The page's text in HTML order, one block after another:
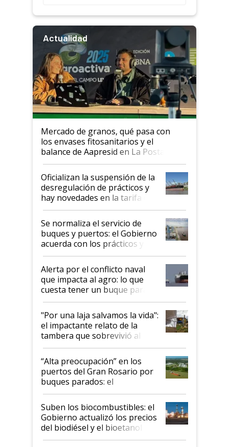
Actualidad
Mercado de granos, qué pasa con
los envases fitosanitarios y el
balance de Aapresid en La Posta
Oficializan la suspensión de la
desregulación de prácticos y
hay novedades en la tarifa de
la hidrovía
Se normaliza el servicio de
buques y puertos: el Gobierno
acuerda con los prácticos y
suspende el decreto de
desregulación
Alerta por el conflicto naval
que impacta al agro: lo que
cuesta tener un buque parado
y el peligro de que Argentina
pase a ser "país sucio"
"Por una laja salvamos la vida":
el impactante relato de la
tambera que sobrevivió al
tornado
“Alta preocupación” en los
puertos del Gran Rosario por
buques parados: el
funcionamiento de las
exportadoras en tensión tras
la medida de fuerza de los
prácticos
Suben los biocombustibles: el
Gobierno actualizó los precios
del biodiésel y el bioetanol